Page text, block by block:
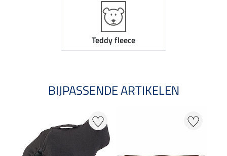
Teddy fleece
BIJPASSENDE ARTIKELEN